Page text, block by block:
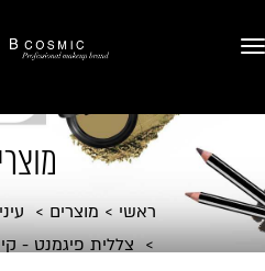
ראשי מוצרים
צללית פיגמנט -